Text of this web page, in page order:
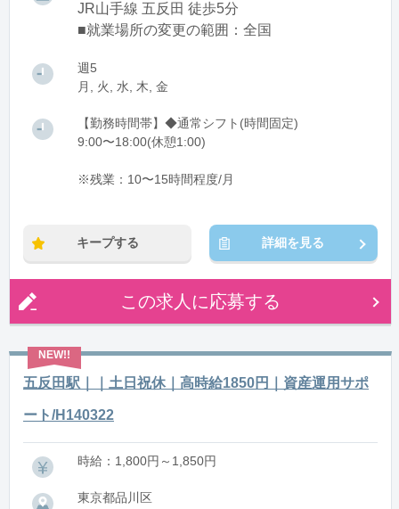
JR山手線 五反田 徒歩5分
■就業場所の変更の範囲：全国
週5
月, 火, 水, 木, 金
【勤務時間帯】◆通常シフト(時間固定)
9:00〜18:00(休憩1:00)
※残業：10〜15時間程度/月
キープする 詳細を見る
この求人に応募する
五反田駅｜｜土日祝休｜高時給1850円｜資産運用サポ
ート/H140322
時給：1,800円～1,850円
東京都品川区